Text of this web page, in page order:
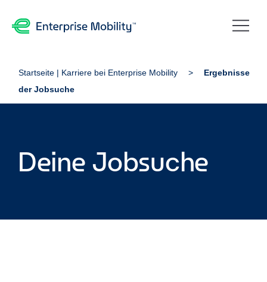
Startseite | Karriere bei Enterprise Mobility
Ergebnisse
der Jobsuche
Deine Jobsuche